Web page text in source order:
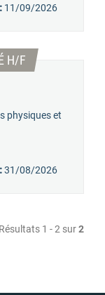
11/09/2026
H/F (Nouvelle
physiques et
31/08/2026
Résultats 1 - 2 sur2